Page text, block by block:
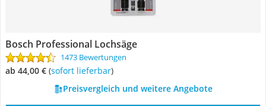
Bosch Professional Lochsäge
1473 Bewertungen
ab 44,00 € ( Sofort lieferbar)
Preisvergleich und weitere Angebote